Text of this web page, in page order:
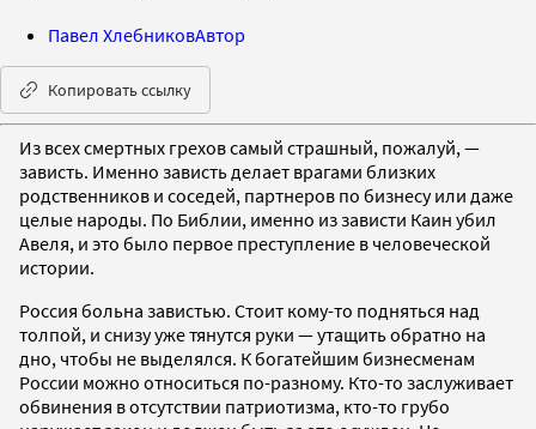
Павел ХлебниковАвтор
Копировать ссылку
Из всех смертных грехов самый страшный, пожалуй, —
зависть. Именно зависть делает врагами близких
родственников и соседей, партнеров по бизнесу или даже
целые народы. По Библии, именно из зависти Каин убил
Авеля, и это было первое преступление в человеческой
истории.
Россия больна завистью. Стоит кому-то подняться над
толпой, и снизу уже тянутся руки — утащить обратно на
дно, чтобы не выделялся. К богатейшим бизнесменам
России можно относиться по-разному. Кто-то заслуживает
обвинения в отсутствии патриотизма, кто-то грубо